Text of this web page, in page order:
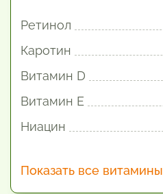
Ретинол
Каротин
Витамин D
Витамин E
Ниацин
Показать все витамины